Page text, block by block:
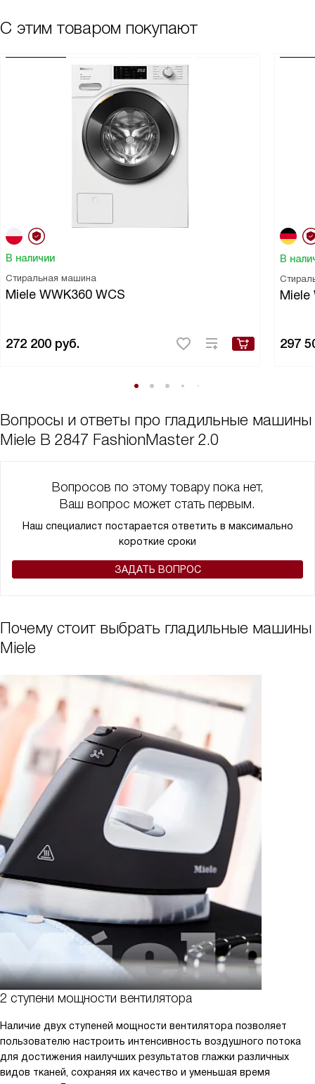
С этим товаром покупают
В наличии
Стиральная машина
Miele WWK360 WCS
272 200 руб.
В
Miele
297
Вопросы и ответы про гладильные машины
Miele B 2847 FashionMaster 2.0
Вопросов по этому товару пока нет,
Ваш вопрос может стать первым.
Наш специалист постарается ответить в максимально
короткие сроки
ЗАДАТЬ ВОПРОС
Почему стоит выбрать гладильные машины
Miele
2 ступени мощности вентилятора
Наличие двух ступеней мощности вентилятора позволяет
пользователю настроить интенсивность воздушного потока
для достижения наилучших результатов глажки различных
видов тканей, сохраняя их качество и уменьшая время